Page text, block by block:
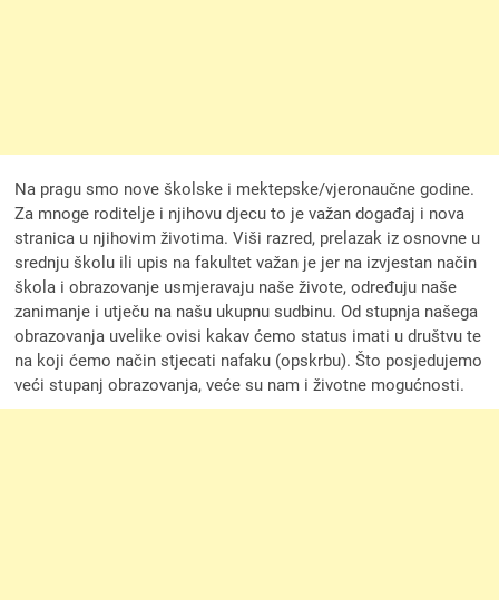
Na pragu smo nove školske i mektepske/vjeronaučne godine.
Za mnoge roditelje i njihovu djecu to je važan događaj i nova
stranica u njihovim životima. Viši razred, prelazak iz osnovne u
srednju školu ili upis na fakultet važan je jer na izvjestan način
škola i obrazovanje usmjeravaju naše živote, određuju naše
zanimanje i utječu na našu ukupnu sudbinu. Od stupnja našega
obrazovanja uvelike ovisi kakav ćemo status imati u društvu te
na koji ćemo način stjecati nafaku (opskrbu). Što posjedujemo
veći stupanj obrazovanja, veće su nam i životne mogućnosti.